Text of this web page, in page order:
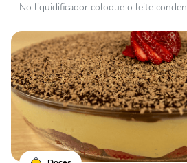
No liquidificador coloque o leite